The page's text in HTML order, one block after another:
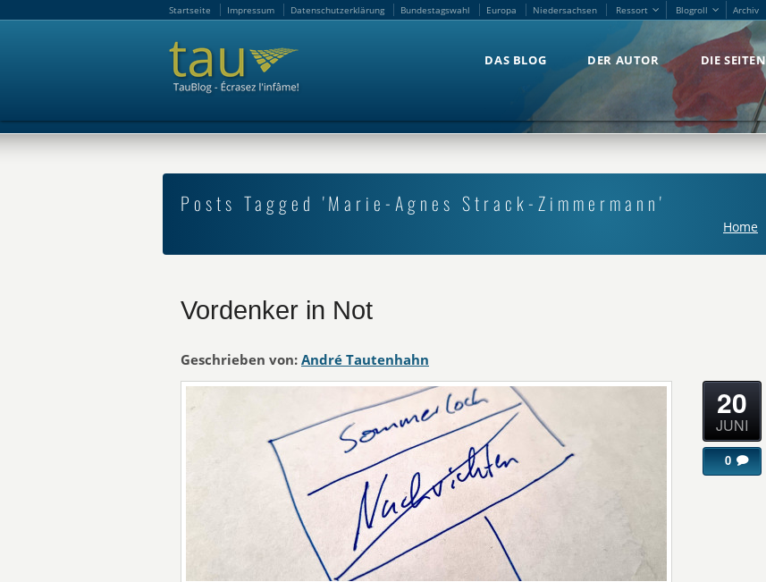
Startseite Impressum Datenschutzerklärung Bundestagswahl Europa Niedersachsen Ressort Blogroll Archiv
DAS BLOG DER AUTOR DIE SEITEN
Posts Tagged 'Marie-Agnes Strack-Zimmermann'
Home
Vordenker in Not
Geschrieben von: André Tautenhahn
20
JUNI
0
Startseite Impressum Datenschutzerklärung Bundestagswahl Europa Niedersachsen Ressort Blogroll Archiv
DAS BLOG DER AUTOR DIE SEITEN